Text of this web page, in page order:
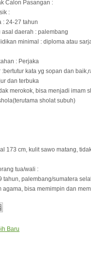
Calon Pasangan :
:
: 24-27 tahun
asal daerah : palembang
minimal : diploma atau
: Perjaka
:bertutur kata yg sopan dan
dan terbuka
merokok, bisa menjadi imam
sholat subuh)
173 cm, kulit sawo matang,
tua/wali :
tahun, palembang/sumatera
agama, bisa memimpin dan
Baru